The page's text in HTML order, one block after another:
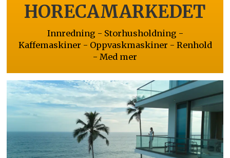
HORECAMARKEDET
Innredning - Storhusholdning -
Kaffemaskiner - Oppvaskmaskiner - Renhold
- Med mer